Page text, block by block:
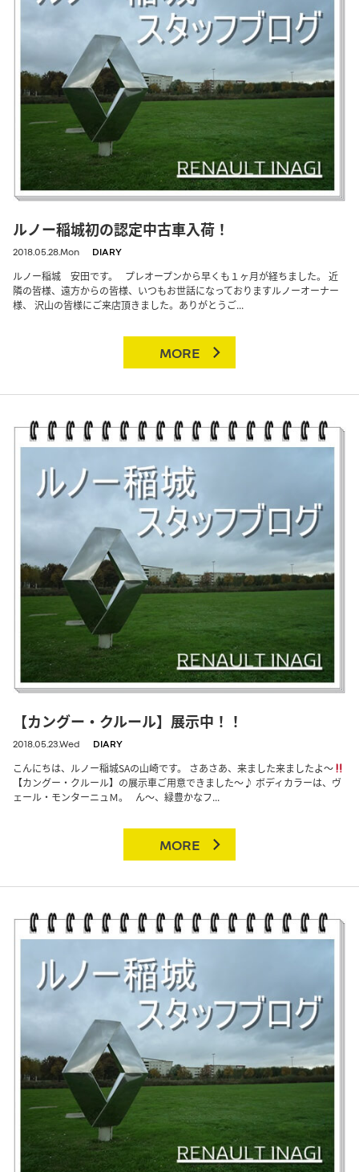
ルノー稲城初の認定中古車入荷！
2018.05.28.Mon DIARY
ルノー稲城 安田です。 プレオープンから早くも１ヶ月が経ちました。 近
隣の皆様、遠方からの皆様、いつもお世話になっておりますルノーオーナー
様、 沢山の皆様にご来店頂きました。ありがとうご...
MORE
【カングー・クルール】展示中！！
2018.05.23.Wed DIARY
こんにちは、ルノー稲城SAの山崎です。 さあさあ、来ました来ましたよ～
【カングー・クルール】の展示車ご用意できました～♪ ボディカラーは、ヴ
ェール・モンターニュＭ。 ん～、緑豊かなフ...
MORE